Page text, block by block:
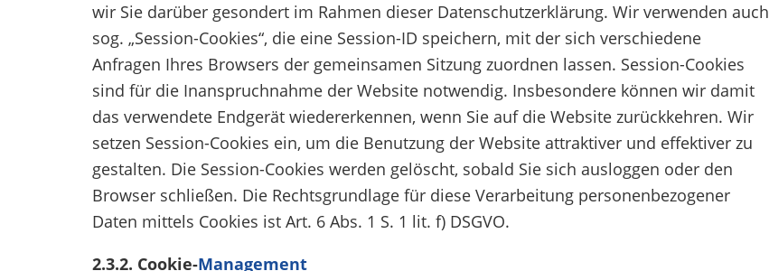
wir Sie darüber gesondert im Rahmen dieser Datenschutzerklärung. Wir verwenden auch
sog. „Session-Cookies“, die eine Session-ID speichern, mit der sich verschiedene
Anfragen Ihres Browsers der gemeinsamen Sitzung zuordnen lassen. Session-Cookies
sind für die Inanspruchnahme der Website notwendig. Insbesondere können wir damit
das verwendete Endgerät wiedererkennen, wenn Sie auf die Website zurückkehren. Wir
setzen Session-Cookies ein, um die Benutzung der Website attraktiver und effektiver zu
gestalten. Die Session-Cookies werden gelöscht, sobald Sie sich ausloggen oder den
Browser schließen. Die Rechtsgrundlage für diese Verarbeitung personenbezogener
Daten mittels Cookies ist Art. 6 Abs. 1 S. 1 lit. f) DSGVO.
2.3.2. Cookie-Management